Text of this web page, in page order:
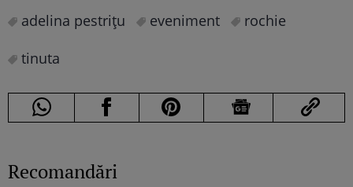
adelina pestriţu eveniment
rochie
tinuta
Recomandări